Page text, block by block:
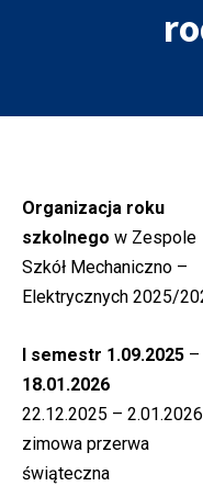
Organizacja roku
szkolnego w Zespole
Szkół Mechaniczno –
Elektrycznych 2025/
I semestr 1.09.2025 –
18.01.2026
22.12.2025 –
zimowa przerwa
świąteczna